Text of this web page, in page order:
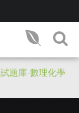
題庫-數理化學